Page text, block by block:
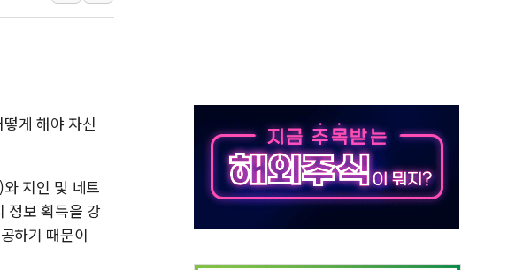
슨 "국내생산세액공제·인증제도 개선 수혜 기대"
승부 건 네이버…내년 AI 팩토리 매출 본격화
日, 4~6월 105조원 환시 개입...4월 말 '56조원' 사상 최대
오렌지플래닛 창업재단, 스타트업 지원 프로그램 성료
, '300억대 사기 혐의' 차가원 대표 구속 송치
게 해야 자신
지인 및 네트
정보 획득을 강
하기 때문이